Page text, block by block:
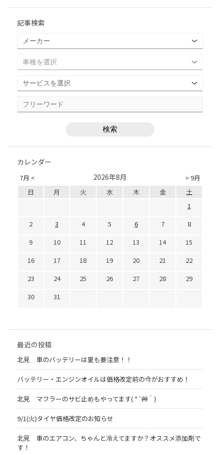
記事検索
カレンダー
7月 < > 9月
2026年8月
日 月 火 水 木 金
土
1
2
3 4 5 6 7
8
9
10 11 12 13 14
15
16
17 18 19 20 21
22
23
24 25 26 27 28
29
30
31
最近の投稿
北見 車のバッテリーは夏も要注意！！
バッテリー・エンジンオイルは価格改定前の今がおすすめ！
北見 マフラーのサビ止めもやってます( *´艸｀)
9/1(火)タイヤ価格改定のお知らせ
北見 車のエアコン、ちゃんと冷えてますか？オススメ添加剤で
す！